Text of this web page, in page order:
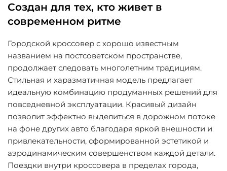
Создан для тех, кто живет в
современном ритме
Городской кроссовер с хорошо известным
названием на постсоветском пространстве,
продолжает следовать многолетним традициям.
Стильная и харазматичная модель предлагает
идеальную комбинацию продуманных решений для
повседневной эксплуатации. Красивый дизайн
позволит эффектно выделиться в дорожном потоке
на фоне других авто благодаря яркой внешности и
привлекательности, сформированной эстетикой и
аэродинамическим совершенством каждой детали.
Поездки внутри кроссовера в пределах города,